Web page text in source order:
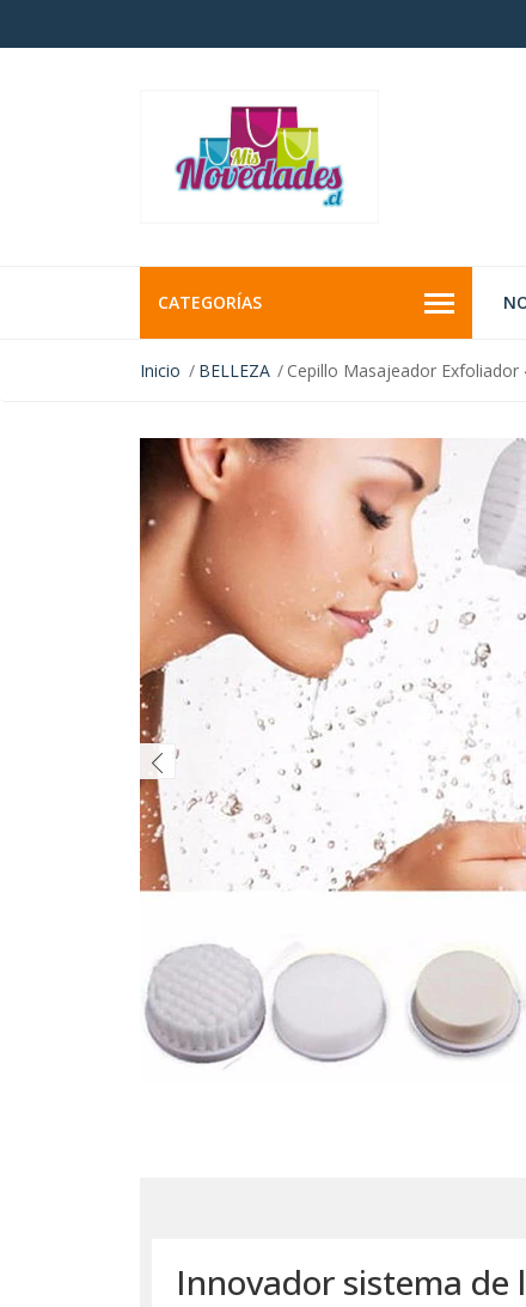
CATEGORÍAS
Inicio BELLEZA Cepillo Masajeador Exfoliador
Innovador sistema de